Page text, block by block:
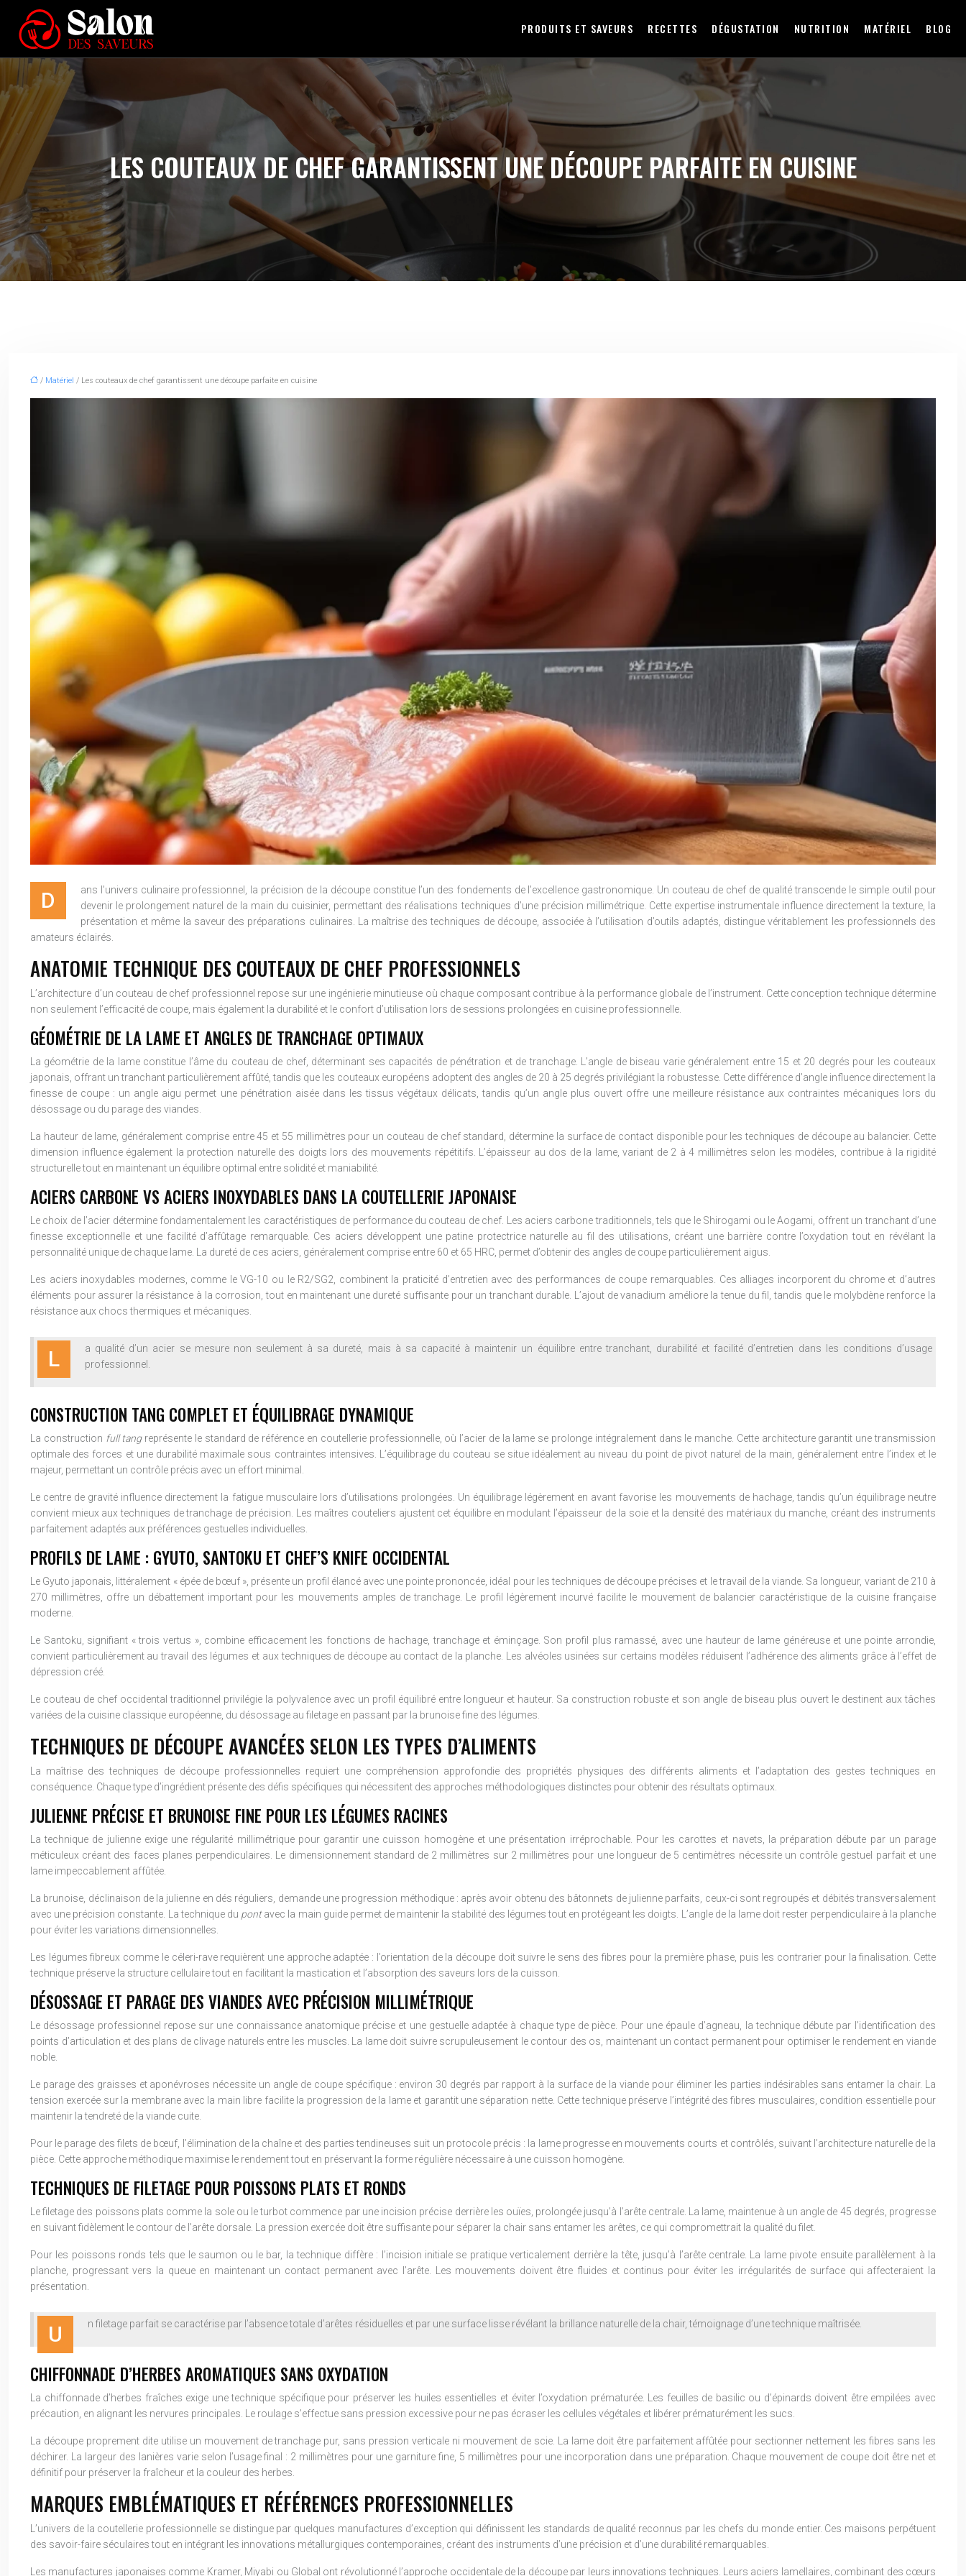
PRODUITS ET SAVEURS RECETTES DÉGUSTATION NUTRITION MATÉRIEL BLOG
LES COUTEAUX DE CHEF GARANTISSENT UNE DÉCOUPE PARFAITE EN CUISINE
/ Matériel / Les couteaux de chef garantissent une découpe parfaite en cuisine
D
ans l’univers culinaire professionnel, la précision de la découpe constitue l’un des fondements de l’excellence gastronomique. Un couteau de chef de qualité transcende le simple outil pour
devenir le prolongement naturel de la main du cuisinier, permettant des réalisations techniques d’une précision millimétrique. Cette expertise instrumentale influence directement la texture, la
présentation et même la saveur des préparations culinaires. La maîtrise des techniques de découpe, associée à l’utilisation d’outils adaptés, distingue véritablement les professionnels des
amateurs éclairés.
ANATOMIE TECHNIQUE DES COUTEAUX DE CHEF PROFESSIONNELS
L’architecture d’un couteau de chef professionnel repose sur une ingénierie minutieuse où chaque composant contribue à la performance globale de l’instrument. Cette conception technique détermine
non seulement l’efficacité de coupe, mais également la durabilité et le confort d’utilisation lors de sessions prolongées en cuisine professionnelle.
GÉOMÉTRIE DE LA LAME ET ANGLES DE TRANCHAGE OPTIMAUX
La géométrie de la lame constitue l’âme du couteau de chef, déterminant ses capacités de pénétration et de tranchage. L’angle de biseau varie généralement entre 15 et 20 degrés pour les couteaux
japonais, offrant un tranchant particulièrement affûté, tandis que les couteaux européens adoptent des angles de 20 à 25 degrés privilégiant la robustesse. Cette différence d’angle influence directement la
finesse de coupe : un angle aigu permet une pénétration aisée dans les tissus végétaux délicats, tandis qu’un angle plus ouvert offre une meilleure résistance aux contraintes mécaniques lors du
désossage ou du parage des viandes.
La hauteur de lame, généralement comprise entre 45 et 55 millimètres pour un couteau de chef standard, détermine la surface de contact disponible pour les techniques de découpe au balancier. Cette
dimension influence également la protection naturelle des doigts lors des mouvements répétitifs. L’épaisseur au dos de la lame, variant de 2 à 4 millimètres selon les modèles, contribue à la rigidité
structurelle tout en maintenant un équilibre optimal entre solidité et maniabilité.
ACIERS CARBONE VS ACIERS INOXYDABLES DANS LA COUTELLERIE JAPONAISE
Le choix de l’acier détermine fondamentalement les caractéristiques de performance du couteau de chef. Les aciers carbone traditionnels, tels que le Shirogami ou le Aogami, offrent un tranchant d’une
finesse exceptionnelle et une facilité d’affûtage remarquable. Ces aciers développent une patine protectrice naturelle au fil des utilisations, créant une barrière contre l’oxydation tout en révélant la
personnalité unique de chaque lame. La dureté de ces aciers, généralement comprise entre 60 et 65 HRC, permet d’obtenir des angles de coupe particulièrement aigus.
Les aciers inoxydables modernes, comme le VG-10 ou le R2/SG2, combinent la praticité d’entretien avec des performances de coupe remarquables. Ces alliages incorporent du chrome et d’autres
éléments pour assurer la résistance à la corrosion, tout en maintenant une dureté suffisante pour un tranchant durable. L’ajout de vanadium améliore la tenue du fil, tandis que le molybdène renforce la
résistance aux chocs thermiques et mécaniques.
L
a qualité d’un acier se mesure non seulement à sa dureté, mais à sa capacité à maintenir un équilibre entre tranchant, durabilité et facilité d’entretien dans les conditions d’usage
professionnel.
CONSTRUCTION TANG COMPLET ET ÉQUILIBRAGE DYNAMIQUE
La construction full tang représente le standard de référence en coutellerie professionnelle, où l’acier de la lame se prolonge intégralement dans le manche. Cette architecture garantit une transmission
optimale des forces et une durabilité maximale sous contraintes intensives. L’équilibrage du couteau se situe idéalement au niveau du point de pivot naturel de la main, généralement entre l’index et le
majeur, permettant un contrôle précis avec un effort minimal.
Le centre de gravité influence directement la fatigue musculaire lors d’utilisations prolongées. Un équilibrage légèrement en avant favorise les mouvements de hachage, tandis qu’un équilibrage neutre
convient mieux aux techniques de tranchage de précision. Les maîtres couteliers ajustent cet équilibre en modulant l’épaisseur de la soie et la densité des matériaux du manche, créant des instruments
parfaitement adaptés aux préférences gestuelles individuelles.
PROFILS DE LAME : GYUTO, SANTOKU ET CHEF’S KNIFE OCCIDENTAL
Le Gyuto japonais, littéralement « épée de bœuf », présente un profil élancé avec une pointe prononcée, idéal pour les techniques de découpe précises et le travail de la viande. Sa longueur, variant de 210 à
270 millimètres, offre un débattement important pour les mouvements amples de tranchage. Le profil légèrement incurvé facilite le mouvement de balancier caractéristique de la cuisine française
moderne.
Le Santoku, signifiant « trois vertus », combine efficacement les fonctions de hachage, tranchage et éminçage. Son profil plus ramassé, avec une hauteur de lame généreuse et une pointe arrondie,
convient particulièrement au travail des légumes et aux techniques de découpe au contact de la planche. Les alvéoles usinées sur certains modèles réduisent l’adhérence des aliments grâce à l’effet de
dépression créé.
Le couteau de chef occidental traditionnel privilégie la polyvalence avec un profil équilibré entre longueur et hauteur. Sa construction robuste et son angle de biseau plus ouvert le destinent aux tâches
variées de la cuisine classique européenne, du désossage au filetage en passant par la brunoise fine des légumes.
TECHNIQUES DE DÉCOUPE AVANCÉES SELON LES TYPES D’ALIMENTS
La maîtrise des techniques de découpe professionnelles requiert une compréhension approfondie des propriétés physiques des différents aliments et l’adaptation des gestes techniques en
conséquence. Chaque type d’ingrédient présente des défis spécifiques qui nécessitent des approches méthodologiques distinctes pour obtenir des résultats optimaux.
JULIENNE PRÉCISE ET BRUNOISE FINE POUR LES LÉGUMES RACINES
La technique de julienne exige une régularité millimétrique pour garantir une cuisson homogène et une présentation irréprochable. Pour les carottes et navets, la préparation débute par un parage
méticuleux créant des faces planes perpendiculaires. Le dimensionnement standard de 2 millimètres sur 2 millimètres pour une longueur de 5 centimètres nécessite un contrôle gestuel parfait et une
lame impeccablement affûtée.
La brunoise, déclinaison de la julienne en dés réguliers, demande une progression méthodique : après avoir obtenu des bâtonnets de julienne parfaits, ceux-ci sont regroupés et débités transversalement
avec une précision constante. La technique du pontavec la main guide permet de maintenir la stabilité des légumes tout en protégeant les doigts. L’angle de la lame doit rester perpendiculaire à la planche
pour éviter les variations dimensionnelles.
Les légumes fibreux comme le céleri-rave requièrent une approche adaptée : l’orientation de la découpe doit suivre le sens des fibres pour la première phase, puis les contrarier pour la finalisation. Cette
technique préserve la structure cellulaire tout en facilitant la mastication et l’absorption des saveurs lors de la cuisson.
DÉSOSSAGE ET PARAGE DES VIANDES AVEC PRÉCISION MILLIMÉTRIQUE
Le désossage professionnel repose sur une connaissance anatomique précise et une gestuelle adaptée à chaque type de pièce. Pour une épaule d’agneau, la technique débute par l’identification des
points d’articulation et des plans de clivage naturels entre les muscles. La lame doit suivre scrupuleusement le contour des os, maintenant un contact permanent pour optimiser le rendement en viande
noble.
Le parage des graisses et aponévroses nécessite un angle de coupe spécifique : environ 30 degrés par rapport à la surface de la viande pour éliminer les parties indésirables sans entamer la chair. La
tension exercée sur la membrane avec la main libre facilite la progression de la lame et garantit une séparation nette. Cette technique préserve l’intégrité des fibres musculaires, condition essentielle pour
maintenir la tendreté de la viande cuite.
Pour le parage des filets de bœuf, l’élimination de la chaîne et des parties tendineuses suit un protocole précis : la lame progresse en mouvements courts et contrôlés, suivant l’architecture naturelle de la
pièce. Cette approche méthodique maximise le rendement tout en préservant la forme régulière nécessaire à une cuisson homogène.
TECHNIQUES DE FILETAGE POUR POISSONS PLATS ET RONDS
Le filetage des poissons plats comme la sole ou le turbot commence par une incision précise derrière les ouïes, prolongée jusqu’à l’arête centrale. La lame, maintenue à un angle de 45 degrés, progresse
en suivant fidèlement le contour de l’arête dorsale. La pression exercée doit être suffisante pour séparer la chair sans entamer les arêtes, ce qui compromettrait la qualité du filet.
Pour les poissons ronds tels que le saumon ou le bar, la technique diffère : l’incision initiale se pratique verticalement derrière la tête, jusqu’à l’arête centrale. La lame pivote ensuite parallèlement à la
planche, progressant vers la queue en maintenant un contact permanent avec l’arête. Les mouvements doivent être fluides et continus pour éviter les irrégularités de surface qui affecteraient la
présentation.
U n filetage parfait se caractérise par l’absence totale d’arêtes résiduelles et par une surface lisse révélant la brillance naturelle de la chair, témoignage d’une technique maîtrisée.
CHIFFONNADE D’HERBES AROMATIQUES SANS OXYDATION
La chiffonnade d’herbes fraîches exige une technique spécifique pour préserver les huiles essentielles et éviter l’oxydation prématurée. Les feuilles de basilic ou d’épinards doivent être empilées avec
précaution, en alignant les nervures principales. Le roulage s’effectue sans pression excessive pour ne pas écraser les cellules végétales et libérer prématurément les sucs.
La découpe proprement dite utilise un mouvement de tranchage pur, sans pression verticale ni mouvement de scie. La lame doit être parfaitement affûtée pour sectionner nettement les fibres sans les
déchirer. La largeur des lanières varie selon l’usage final : 2 millimètres pour une garniture fine, 5 millimètres pour une incorporation dans une préparation. Chaque mouvement de coupe doit être net et
définitif pour préserver la fraîcheur et la couleur des herbes.
MARQUES EMBLÉMATIQUES ET RÉFÉRENCES PROFESSIONNELLES
L’univers de la coutellerie professionnelle se distingue par quelques manufactures d’exception qui définissent les standards de qualité reconnus par les chefs du monde entier. Ces maisons perpétuent
des savoir-faire séculaires tout en intégrant les innovations métallurgiques contemporaines, créant des instruments d’une précision et d’une durabilité remarquables.
Les manufactures japonaises comme Kramer, Miyabi ou Global ont révolutionné l’approche occidentale de la découpe par leurs innovations techniques. Leurs aciers lamellaires, combinant des cœurs